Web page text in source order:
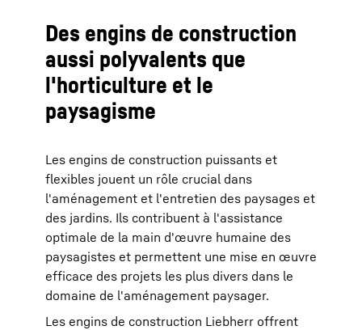
Des engins de construction
aussi polyvalents que
l'horticulture et le
paysagisme
Les engins de construction puissants et
flexibles jouent un rôle crucial dans
l'aménagement et l'entretien des paysages et
des jardins. Ils contribuent à l'assistance
optimale de la main d'œuvre humaine des
paysagistes et permettent une mise en œuvre
efficace des projets les plus divers dans le
domaine de l'aménagement paysager.
Les engins de construction Liebherr offrent